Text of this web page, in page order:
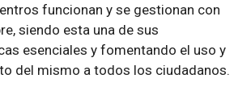
funcionan y se gestionan con
siendo esta una de sus
esenciales y fomentando el uso y
del mismo a todos los ciudadanos.